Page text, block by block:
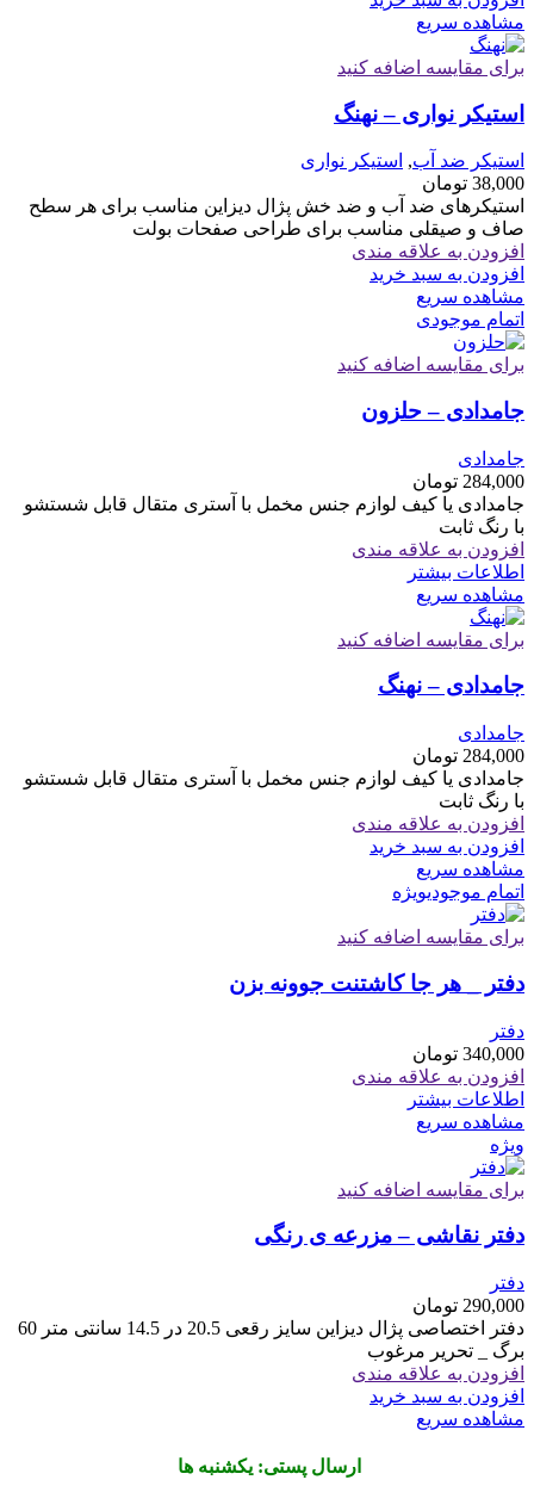
مشاهده سریع
برای مقایسه اضافه کنید
استیکر نواری – نهنگ
استیکر ضد آب, استیکر نواری
38,000 تومان
استیکرهای ضد آب و ضد خش پژال دیزاین مناسب برای هر سطح
صاف و صیقلی مناسب برای طراحی صفحات بولت
افزودن به علاقه مندی
افزودن به سبد خرید
مشاهده سریع
اتمام موجودی
برای مقایسه اضافه کنید
جامدادی – حلزون
جامدادی
284,000 تومان
جامدادی یا کیف لوازم جنس مخمل با آستری متقال قابل شستشو
با رنگ ثابت
افزودن به علاقه مندی
اطلاعات بیشتر
مشاهده سریع
برای مقایسه اضافه کنید
جامدادی – نهنگ
جامدادی
284,000 تومان
جامدادی یا کیف لوازم جنس مخمل با آستری متقال قابل شستشو
با رنگ ثابت
افزودن به علاقه مندی
افزودن به سبد خرید
مشاهده سریع
اتمام موجودیویژه
برای مقایسه اضافه کنید
دفتر _ هر جا کاشتنت جوونه بزن
دفتر
340,000 تومان
افزودن به علاقه مندی
اطلاعات بیشتر
مشاهده سریع
ویژه
برای مقایسه اضافه کنید
دفتر نقاشی – مزرعه ی رنگی
دفتر
290,000 تومان
دفتر اختصاصی پژال دیزاین سایز رقعی 20.5 در 14.5 سانتی متر 60
برگ _ تحریر مرغوب
افزودن به علاقه مندی
افزودن به سبد خرید
مشاهده سریع
ارسال پستی: یکشنبه ها